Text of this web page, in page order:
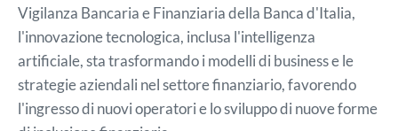
Vigilanza Bancaria e Finanziaria della Banca d'Italia,
l'innovazione tecnologica, inclusa l'intelligenza
artificiale, sta trasformando i modelli di business e le
strategie aziendali nel settore finanziario, favorendo
l'ingresso di nuovi operatori e lo sviluppo di nuove forme